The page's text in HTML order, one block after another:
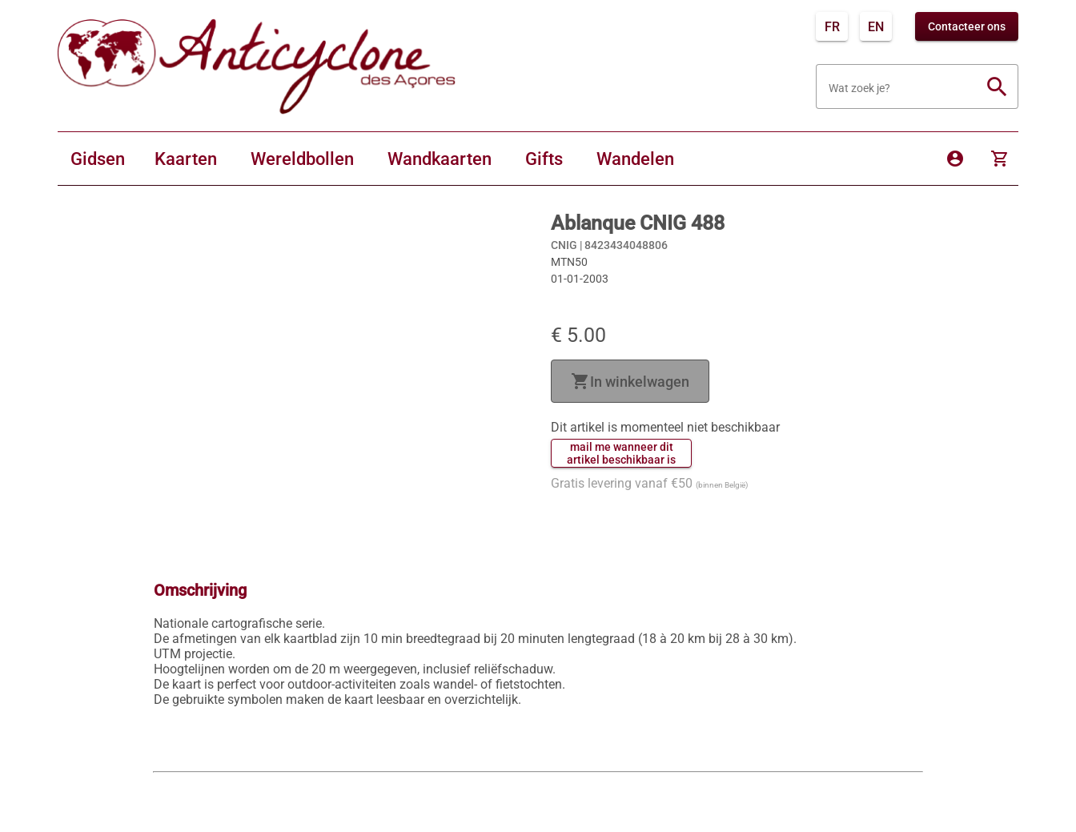
FR EN Contacteer ons
Wat zoek je? search
Gidsen Kaarten Wereldbollen Wandkaarten Gifts Wandelen account_circle shopping_cart
Ablanque CNIG 488
CNIG |8423434048806
MTN50
01-01-2003
€ 5.00
shopping_cartIn winkelwagen
Dit artikel is momenteel niet beschikbaar
mail me wanneer dit
Gratis levering vanaf €50 (binnen België)
Omschrijving
Nationale cartografische serie.
De afmetingen van elk kaartblad zijn 10 min breedtegraad bij 20 minuten lengtegraad (18 à 20 km bij 28 à 30 km).
UTM projectie.
Hoogtelijnen worden om de 20 m weergegeven, inclusief reliëfschaduw.
De kaart is perfect voor outdoor-activiteiten zoals wandel- of fietstochten.